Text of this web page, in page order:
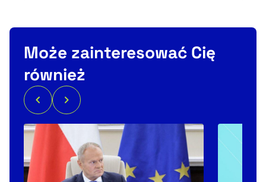
Może zainteresować Cię
również